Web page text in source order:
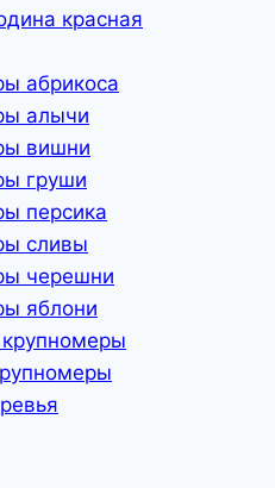
красная
абрикоса
алычи
вишни
груши
персика
сливы
черешни
яблони